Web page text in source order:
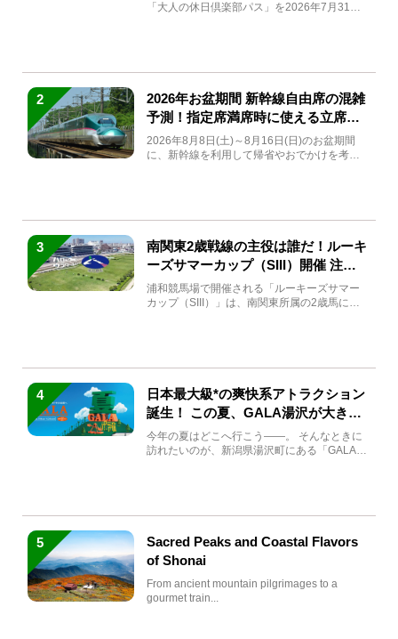
「大人の休日倶楽部パス」を2026年7月31日
2
2026年お盆期間 新幹線自由席の混雑
予測！指定席満席時に使える立席特
急券も解説
2026年8月8日(土)～8月16日(日)のお盆期間
に、新幹線を利用して帰省やおでかけを考え
3
南関東2歳戦線の主役は誰だ！ルーキ
ーズサマーカップ（SIII）開催 注目
馬と見どころをチェック
浦和競馬場で開催される「ルーキーズサマー
カップ（SIII）」は、南関東所属の2歳馬によ
4
日本最大級*の爽快系アトラクション
誕生！ この夏、GALA湯沢が大きく
生まれ変わる
今年の夏はどこへ行こう――。 そんなときに
訪れたいのが、新潟県湯沢町にある「GALA湯
5
Sacred Peaks and Coastal Flavors
of Shonai
From ancient mountain pilgrimages to a
gourmet train...